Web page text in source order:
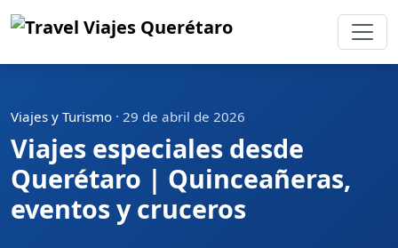
Viajes y Turismo · 29 de abril de 2026
Viajes especiales desde
Querétaro | Quinceañeras,
eventos y cruceros